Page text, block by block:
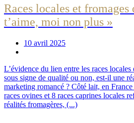
Races locales et
t’aime, moi non plus »
10 avril 2025
L’évidence du lien entre les races
sous signe de qualité ou non, est-il une
marketing romancé ? Côté lait, en
races ovines et 8 races caprines locales
réalités fromagères, (...)